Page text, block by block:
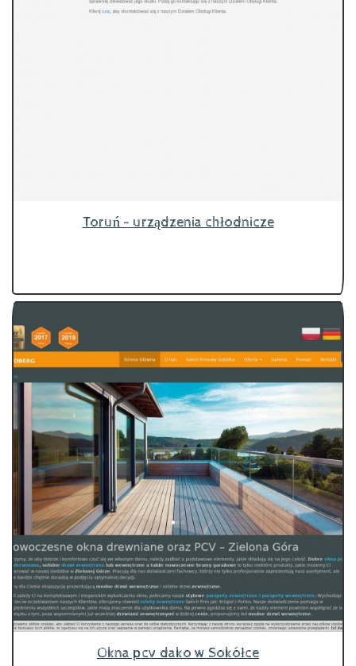
Toruń - urządzenia chłodnicze
Okna pcv dako w Sokółce